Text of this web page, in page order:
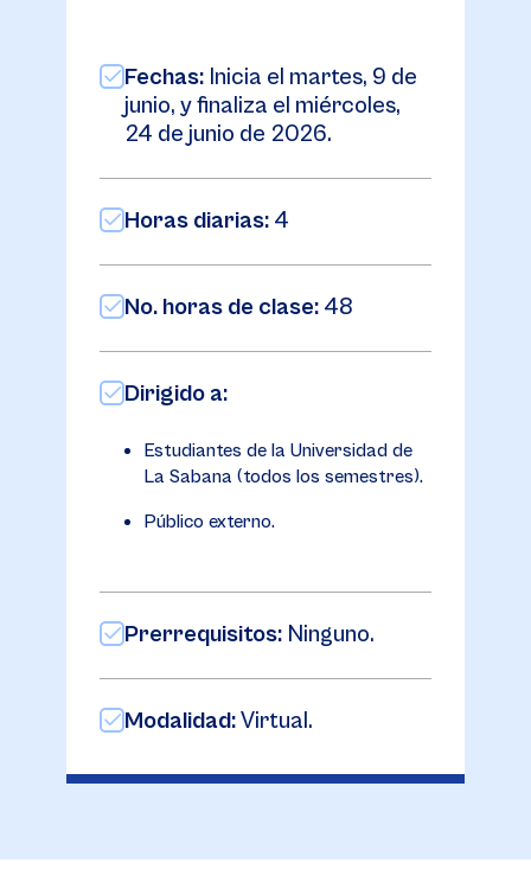
Fechas: Inicia el martes, 9 de
junio, y finaliza el miércoles,
24 de junio de 2026.
Horas diarias: 4
No. horas de clase: 48
Dirigido a:
Estudiantes de la Universidad de
La Sabana (todos los semestres).
Público externo.
Prerrequisitos: Ninguno.
Modalidad:Virtual.